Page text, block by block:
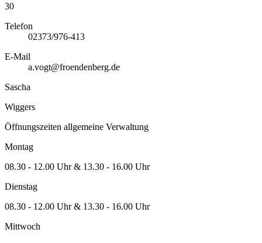
30
Telefon
02373/976-413
E-Mail
a.vogt@froendenberg.de
Sascha
Wiggers
Öffnungszeiten allgemeine Verwaltung
Montag
08.30 - 12.00 Uhr & 13.30 - 16.00 Uhr
Dienstag
08.30 - 12.00 Uhr & 13.30 - 16.00 Uhr
Mittwoch